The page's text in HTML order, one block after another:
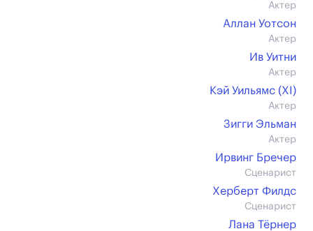
Актер
Аллан Уотсон
Актер
Ив Уитни
Актер
Кэй Уильямс (XI)
Актер
Зигги Эльман
Актер
Ирвинг Бречер
Сценарист
Херберт Филдс
Сценарист
Лана Тёрнер